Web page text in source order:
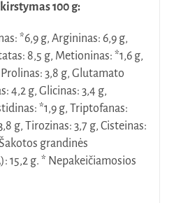
100 g:
*6,9 g, Argininas: 6,9 g,
8,5 g, Metioninas: *1,6 g,
3,8 g, Glutamato
4,2 g, Glicinas: 3,4 g,
*1,9 g, Triptofanas:
g, Tirozinas: 3,7 g, Cisteinas:
grandinės
15,2 g. * Nepakeičiamosios